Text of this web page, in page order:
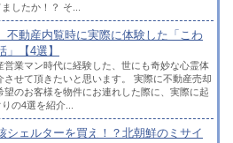
したか！？ そ...
不動産内覧時に実際に体験した「こわ
」【4選】
営業マン時代に経験した、世にも奇妙な心霊体
させて頂きたいと思います。 実際に不動産売却
望のお客様を物件にお連れした際に、実際に起
の4選を紹介...
シェルターを買え！？北朝鮮のミサイ